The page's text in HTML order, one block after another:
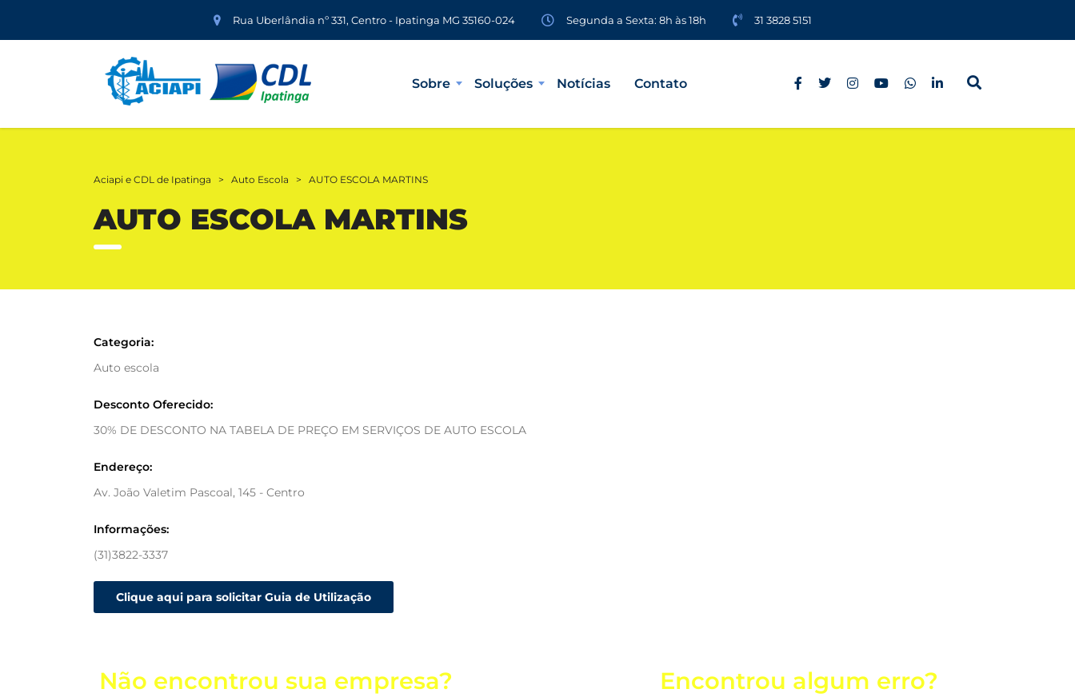
Rua Uberlândia nº 331, Centro - Ipatinga MG 35160-024 Segunda a Sexta: 8h às 18h 31 3828 5151
Sobre Soluções Notícias Contato
Aciapi e CDL de Ipatinga > Auto Escola > AUTO ESCOLA MARTINS
AUTO ESCOLA MARTINS
Categoria:
Auto escola
Desconto Oferecido:
30% DE DESCONTO NA TABELA DE PREÇO EM SERVIÇOS DE AUTO ESCOLA
Endereço:
Av. João Valetim Pascoal, 145 - Centro
Informações:
(31)3822-3337
Clique aqui para solicitar Guia de Utilização
Não encontrou sua empresa? Encontrou algum erro?